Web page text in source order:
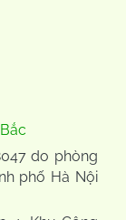
do phòng
phố Hà Nội